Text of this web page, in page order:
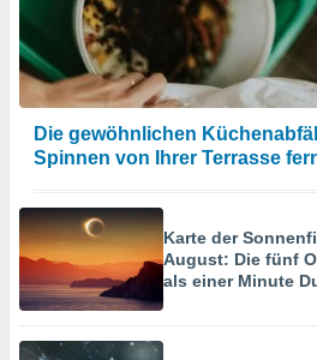
Die gewöhnlichen
Spinnen von Ihrer Terrasse
Karte der
August: Die fünf
als einer Minute